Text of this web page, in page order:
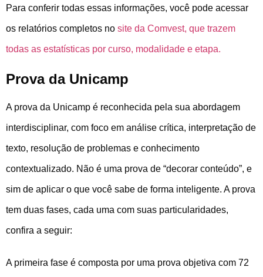
Para conferir todas essas informações, você pode acessar
os relatórios completos no site da Comvest, que trazem
todas as estatísticas por curso, modalidade e etapa.
Prova da Unicamp
A prova da Unicamp é reconhecida pela sua abordagem
interdisciplinar, com foco em análise crítica, interpretação de
texto, resolução de problemas e conhecimento
contextualizado. Não é uma prova de “decorar conteúdo”, e
sim de aplicar o que você sabe de forma inteligente. A prova
tem duas fases, cada uma com suas particularidades,
confira a seguir:
A primeira fase é composta por uma prova objetiva com 72